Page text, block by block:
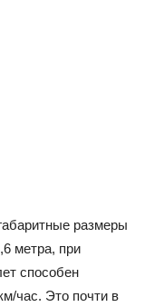
размеры
метра, при
способен
час. Это почти в